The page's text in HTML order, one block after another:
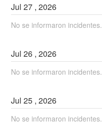
Jul27 ,2026
No se informaron incidentes.
Jul26 ,2026
No se informaron incidentes.
Jul25 ,2026
No se informaron incidentes.